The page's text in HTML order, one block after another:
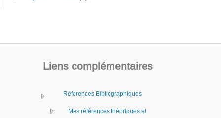
Liens complémentaires
Références Bibliographiques
Mes références théoriques et